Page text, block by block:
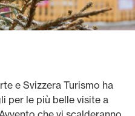
e Svizzera Turismo ha
per le più belle visite a